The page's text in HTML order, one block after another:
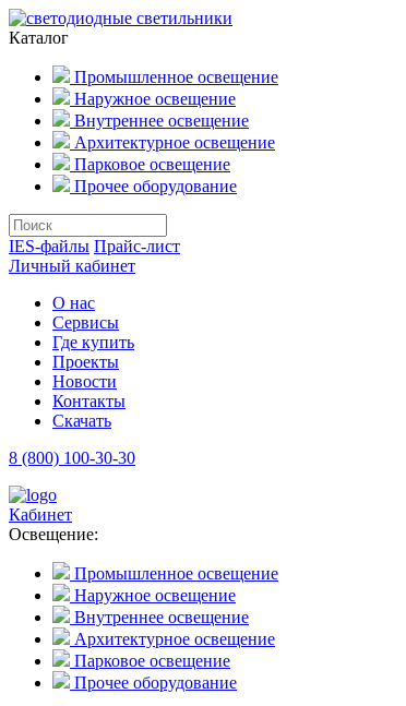
Каталог
Промышленное освещение
Наружное освещение
Внутреннее освещение
Архитектурное освещение
Парковое освещение
Прочее оборудование
IES-файлы Прайс-лист
Личный кабинет
О нас
Сервисы
Где купить
Проекты
Новости
Контакты
Скачать
8 (800) 100-30-30
Кабинет
Освещение:
Промышленное освещение
Наружное освещение
Внутреннее освещение
Архитектурное освещение
Парковое освещение
Прочее оборудование